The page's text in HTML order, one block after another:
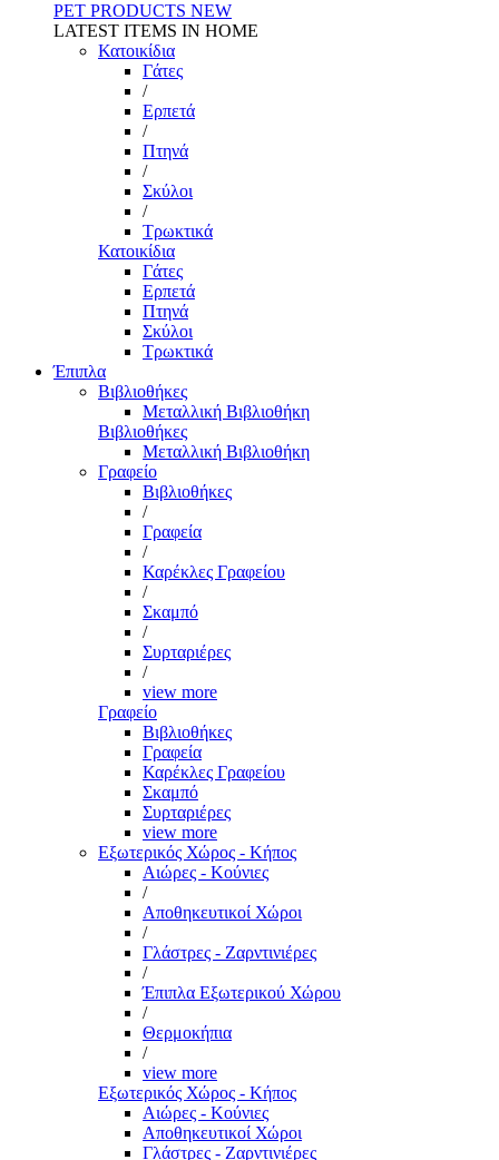
PET PRODUCTS NEW
LATEST ITEMS IN HOME
Κατοικίδια
Γάτες
/
Ερπετά
/
Πτηνά
/
Σκύλοι
/
Τρωκτικά
Κατοικίδια
Γάτες
Ερπετά
Πτηνά
Σκύλοι
Τρωκτικά
Έπιπλα
Βιβλιοθήκες
Μεταλλική Βιβλιοθήκη
Βιβλιοθήκες
Μεταλλική Βιβλιοθήκη
Γραφείο
Βιβλιοθήκες
/
Γραφεία
/
Καρέκλες Γραφείου
/
Σκαμπό
/
Συρταριέρες
/
view more
Γραφείο
Βιβλιοθήκες
Γραφεία
Καρέκλες Γραφείου
Σκαμπό
Συρταριέρες
view more
Εξωτερικός Χώρος - Κήπος
Αιώρες - Κούνιες
/
Αποθηκευτικοί Χώροι
/
Γλάστρες - Ζαρντινιέρες
/
Έπιπλα Εξωτερικού Χώρου
/
Θερμοκήπια
/
view more
Εξωτερικός Χώρος - Κήπος
Αιώρες - Κούνιες
Αποθηκευτικοί Χώροι
Γλάστρες - Ζαρντινιέρες